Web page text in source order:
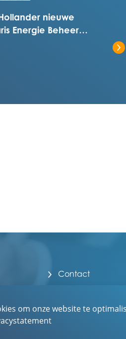
om onze website te
nieuwe
Energie Beheer
Contact
Werken bij EBN